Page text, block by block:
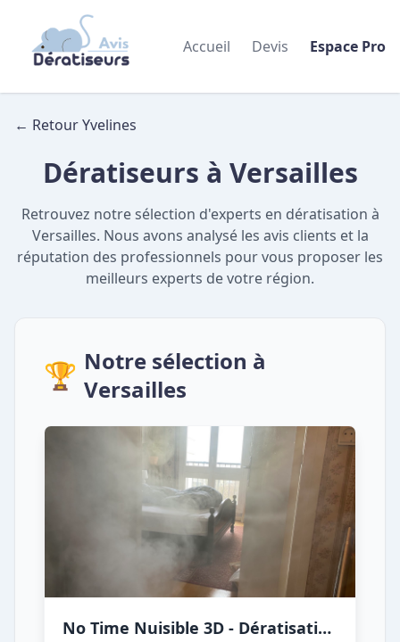
Accueil Devis Espace Pro
← Retour Yvelines
Dératiseurs à Versailles
Retrouvez notre sélection d'experts en dératisation à
Versailles. Nous avons analysé les avis clients et la
réputation des professionnels pour vous proposer les
meilleurs experts de votre région.
🏆 Notre sélection à
Versailles
No Time Nuisible 3D - Dératisation désinfection traitement de punaise de lit rat souris